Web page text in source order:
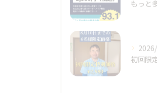
もっと